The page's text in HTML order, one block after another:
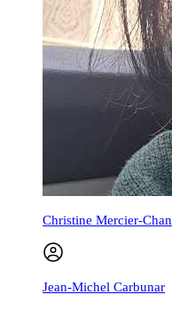
Christine Mercier-
Jean-Michel Carbunar